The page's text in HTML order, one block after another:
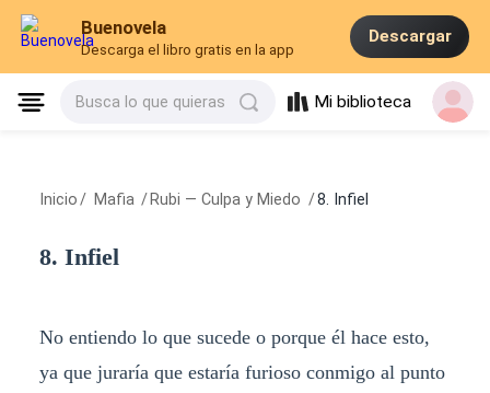
Buenovela
Descarga el libro gratis en la app
Descargar
Busca lo que quieras Mi biblioteca
Inicio / Mafia / Rubi — Culpa y Miedo /8. Infiel
8. Infiel
No entiendo lo que sucede o porque él hace esto,
ya que juraría que estaría furioso conmigo al punto